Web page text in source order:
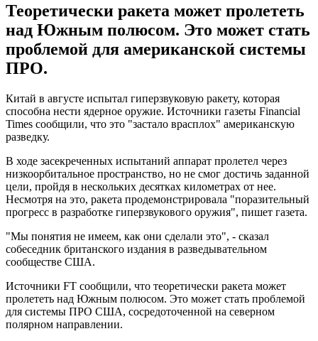
Теоретически ракета может пролететь
над Южным полюсом. Это может стать
проблемой для американской системы
ПРО.
Китай в августе испытал гиперзвуковую ракету, которая
способна нести ядерное оружие. Источники газеты Financial
Times сообщили, что это "застало врасплох" американскую
разведку.
В ходе засекреченных испытаний аппарат пролетел через
низкоорбитальное пространство, но не смог достичь заданной
цели, пройдя в нескольких десятках километрах от нее.
Несмотря на это, ракета продемонстрировала "поразительный
прогресс в разработке гиперзвукового оружия", пишет газета.
"Мы понятия не имеем, как они сделали это", - сказал
собеседник британского издания в разведывательном
сообществе США.
Источники FT сообщили, что теоретически ракета может
пролететь над Южным полюсом. Это может стать проблемой
для системы ПРО США, сосредоточенной на северном
полярном направлении.